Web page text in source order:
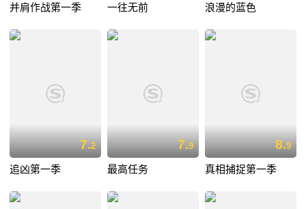
并肩作战第一季 一往无前 浪漫的蓝色
7.2
追凶第一季
7.9
最高任务
8.9
真相捕捉第一季